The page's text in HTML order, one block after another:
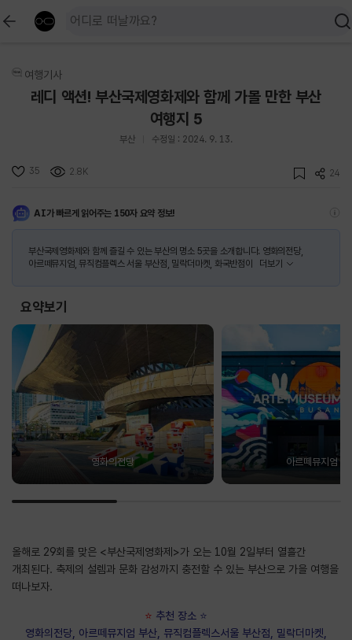
여행기사
레디 액션! 부산국제영화제와 함께 가볼 만한 부산
여행지 5
부산 수정일 : 2024. 9. 13.
35 2.8K 24
AI가 빠르게 읽어주는 150자 요약 정보!
부산국제영화제와 함께 즐길 수 있는 부산의 명소 5곳을 소개합니다. 영화의전당,
아르떼뮤지엄, 뮤직컴플렉스 서울 부산점, 밀락더마켓, 화국반점이
더보기
요약보기
영화의전당 아르떼뮤지엄 부
올해로 29회를 맞은 <부산국제영화제>가 오는 10월 2일부터 열흘간
개최된다. 축제의 설렘과 문화 감성까지 충전할 수 있는 부산으로 가을 여행을
떠나보자.
⭐ 추천 장소 ⭐
영화의전당, 아르떼뮤지엄 부산, 뮤직컴플렉스서울 부산점, 밀락더마켓,